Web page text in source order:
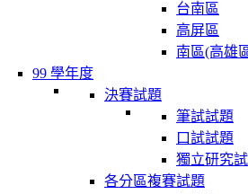
台南區
高屏區
南區(高雄
99 學年度
決賽試題
筆試試題
口試試題
獨立研究
各分區複賽試題